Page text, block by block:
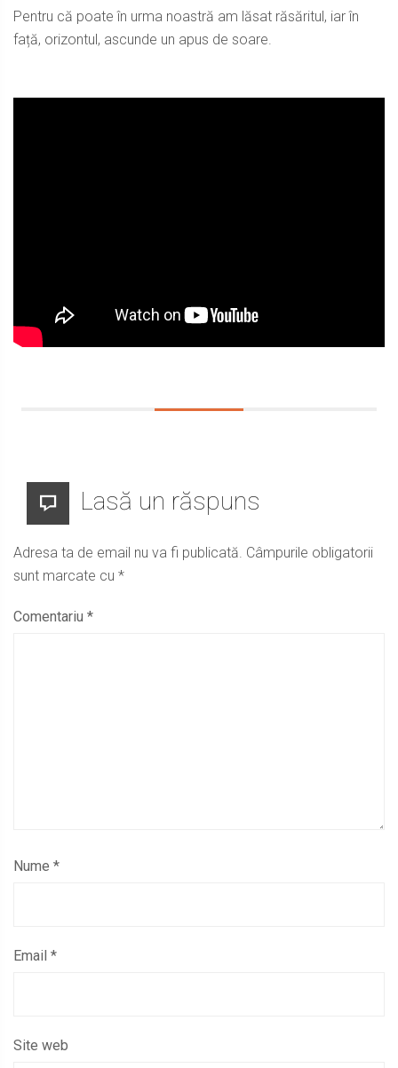
Pentru că poate în urma noastră am lăsat răsăritul, iar în
față, orizontul, ascunde un apus de soare.
Lasă un răspuns
Adresa ta de email nu va fi publicată. Câmpurile obligatorii
sunt marcate cu *
Comentariu *
Nume *
Email *
Site web